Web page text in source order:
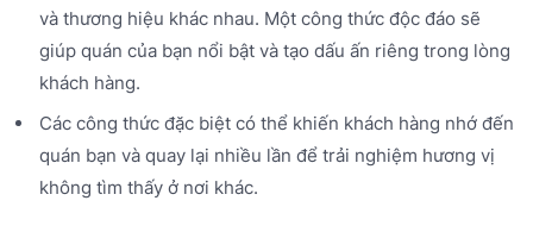
và thương hiệu khác nhau. Một công thức độc đáo sẽ
giúp quán của bạn nổi bật và tạo dấu ấn riêng trong lòng
khách hàng.
Các công thức đặc biệt có thể khiến khách hàng nhớ đến
quán bạn và quay lại nhiều lần để trải nghiệm hương vị
không tìm thấy ở nơi khác.